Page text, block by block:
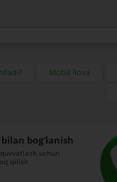
Mobil ilova
bog‘lanish
quvvatlash uchun
qilish